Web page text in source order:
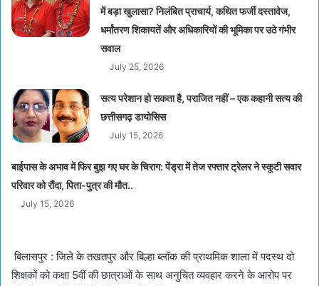
में बड़ा खुलासा? निलंबित प्राचार्य, कथित फर्जी दस्तावेज,
धर्मांतरण शिकायतें और अधिकारियों की भूमिका पर उठे गंभीर
सवाल
July 25, 2026
सत्य परेशान हो सकता है, पराजित नहीं – एक कहानी सत्य की
छत्तीसगढ़ डायोसिस
July 15, 2026
बाईपास के अभाव में फिर बुझ गए घर के चिराग: पेंड्रा में तेज रफ्तार ट्रेलर ने स्कूटी सवार
परिवार को रौंदा, पिता-पुत्र की मौत..
July 15, 2026
बिलासपुर : जिले के तखतपुर और बिल्हा ब्लॉक की प्राथमिक शाला में पदस्थ दो
शिक्षकों को कक्षा 5वीं की छात्राओं के साथ अनुचित व्यवहार करने के आरोप पर